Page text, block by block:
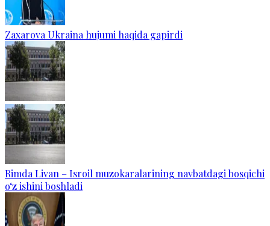
Zaxarova Ukraina hujumi haqida gapirdi
Rimda Livan – Isroil muzokaralarining navbatdagi bosqichi
o‘z ishini boshladi